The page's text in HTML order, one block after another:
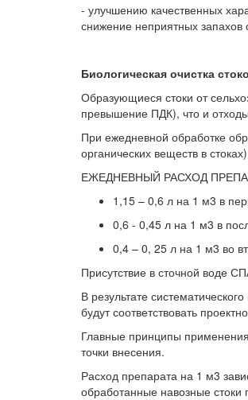
- улучшению качественных
снижение неприятных запахов
Биологическая очистка
Образующиеся стоки от
превышение ПДК), что и
При ежедневной обработке
органических веществ в
ЕЖЕДНЕВНЫЙ РАСХОД
1,15 – 0,6 л на 1 м3 в
0,6 - 0,45 л на 1 м3 в
0,4 – 0, 25 л на 1 м3 во
Присутствие в сточной воде
В результате
будут соответствовать
Главные принципы
точки внесения.
Расход препарата на 1 м3
обработанные навозные